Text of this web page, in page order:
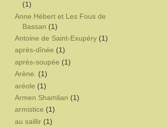
(1)
Anne Hébert et Les Fous de
Bassan (1)
Antoine de Saint-Exupéry (1)
après-dînée (1)
après-soupée (1)
Arène. (1)
aréole (1)
Armen Shamlian (1)
armistice (1)
au saillir (1)